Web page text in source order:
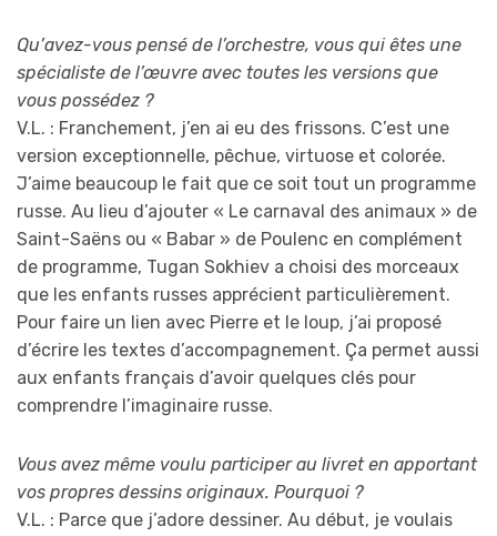
Qu’avez-vous pensé de l’orchestre, vous qui êtes une
spécialiste de l’œuvre avec toutes les versions que
vous possédez ?
V.L. : Franchement, j’en ai eu des frissons. C’est une
version exceptionnelle, pêchue, virtuose et colorée.
J’aime beaucoup le fait que ce soit tout un programme
russe. Au lieu d’ajouter « Le carnaval des animaux » de
Saint-Saëns ou « Babar » de Poulenc en complément
de programme, Tugan Sokhiev a choisi des morceaux
que les enfants russes apprécient particulièrement.
Pour faire un lien avec Pierre et le loup, j’ai proposé
d’écrire les textes d’accompagnement. Ça permet aussi
aux enfants français d’avoir quelques clés pour
comprendre l’imaginaire russe.
Vous avez même voulu participer au livret en apportant
vos propres dessins originaux. Pourquoi ?
V.L. : Parce que j’adore dessiner. Au début, je voulais